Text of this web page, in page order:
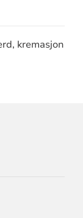
kremasjon